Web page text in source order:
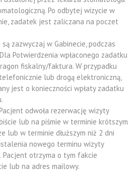
Po odbytej wizycie w
zadatek jest zaliczana na poczet
zazwyczaj w Gabinecie, podczas
Potwierdzenia wpłaconego zadatku
fiskalny/faktura. W przypadku
lub drogą elektroniczną,
jest o konieczności wpłaty zadatku
odwoła rezerwację wizyty
lub na piśmie w terminie krótszym
lub w terminie dłuższym niż 2 dni
nowego terminu wizyty
Pacjent otrzyma o tym fakcie
lub na adres mailowy.